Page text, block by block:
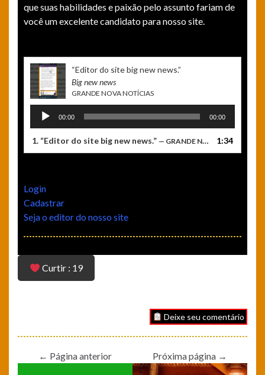
que suas habilidades e paixão pelo assunto fariam de
você um excelente candidato para nosso site.
“ Editor do site big new news.”
Big new news
GRANDE NOVA NOTÍCIAS
Tocador
áudio
00:00 00:00
1. “ Editor do site big new news.” — GRANDE NOVA NOTÍCIAS 1:34
Login
Cadastrar
Seja o editor do nosso site
Curtir : 19
Deixe seu comentário
← Página anterior Próxima página →